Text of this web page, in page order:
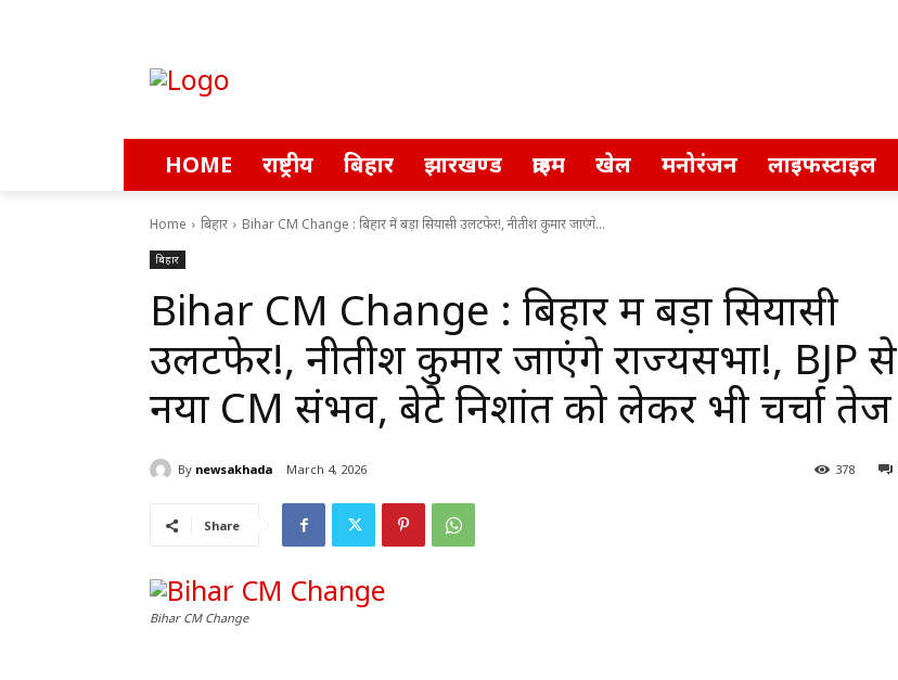
HOME राष्ट्रीय बिहार झारखण्ड क्राइम खेल मनोरंजन लाइफस्टाइल
Home बिहार Bihar CM Change : बिहार में बड़ा सियासी उलटफेर!, नीतीश कुमार जाएंगे...
बिहार
Bihar CM Change : बिहार में बड़ा सियासी
उलटफेर!, नीतीश कुमार जाएंगे राज्यसभा!, BJP से
नया CM संभव, बेटे निशांत को लेकर भी चर्चा तेज
By newsakhada March 4, 2026 378
Share
Bihar CM Change